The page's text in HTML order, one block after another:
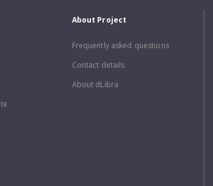
About Project
Frequently asked questions
Contact details
About dLibra